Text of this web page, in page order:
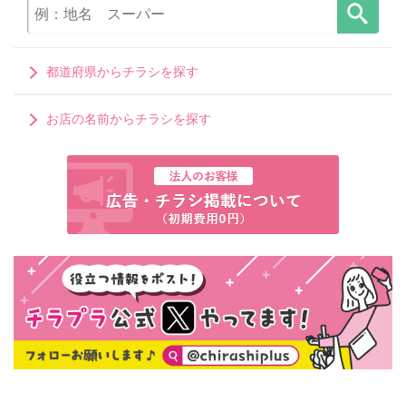
都道府県からチラシを探す
お店の名前からチラシを探す